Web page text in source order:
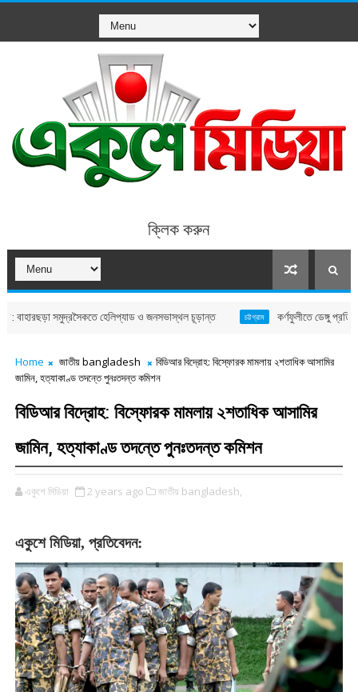
ক্লিক করুন
সমুদ্রসৈকতে হেলিপ্যাড ও জনসভাস্থল চূড়ান্ত চট্টগ্রাম কর্ণফুলীতে ডেঙ্গু প্রতিরোধে
Home জাতীয় bangladesh
বিডিআর বিদ্রোহ: বিস্ফোরক মামলায় ২শতাধিক আসামির
জামিন, হত্যাকাণ্ড তদন্তে পুনঃতদন্ত কমিশন
বিডিআর বিদ্রোহ: বিস্ফোরক মামলায় ২শতাধিক আসামির
জামিন, হত্যাকাণ্ড তদন্তে পুনঃতদন্ত কমিশন
একুশে মিডিয়া 2 years ago জাতীয় bangladesh,
একুশে মিডিয়া, প্রতিবেদন: